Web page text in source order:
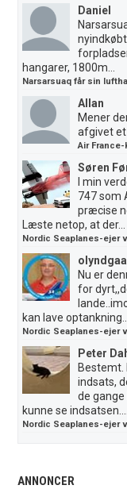
Daniel
hangarer, 1800m...
Narsarsuaq får sin
Allan
Mener
afgivet et
Air
Søren
I min
747 som
præcise
Læste netop, at der...
Nordic Seaplanes-ejer
Nu er
for
kan lave optankning...
Nordic Seaplanes-ejer
Peter
Bestemt.
indsats,
de
kunne se indsatsen....
Nordic Seaplanes-ejer
ANNONCER